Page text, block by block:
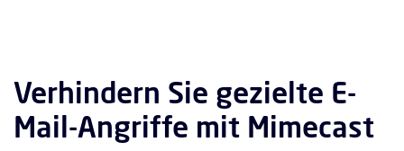
Verhindern Sie gezielte E-
Mail-Angriffe mit Mimecast